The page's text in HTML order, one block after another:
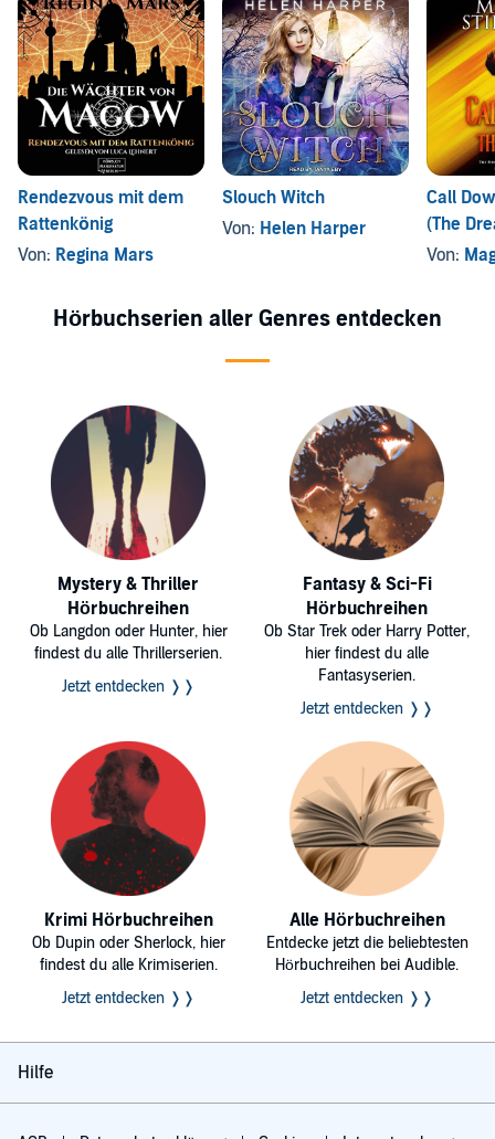
Rendezvous mit dem
Rattenkönig
Von: Regina Mars
Slouch Witch
Von: Helen Harper
Call
(The
Book 1)
Von:
Hörbuchserien aller Genres entdecken
Mystery & Thriller
Hörbuchreihen
Ob Langdon oder Hunter, hier
findest du alle Thrillerserien.
Jetzt entdecken ❭❭
Fantasy & Sci-Fi
Hörbuchreihen
Ob Star Trek oder Harry Potter,
hier findest du alle
Fantasyserien.
Jetzt entdecken ❭❭
Krimi Hörbuchreihen
Ob Dupin oder Sherlock, hier
findest du alle Krimiserien.
Jetzt entdecken ❭❭
Alle Hörbuchreihen
Entdecke jetzt die beliebtesten
Hörbuchreihen bei Audible.
Jetzt entdecken ❭❭
Hilfe